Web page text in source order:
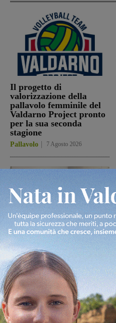
Il progetto di
valorizzazione della
pallavolo femminile del
Valdarno Project pronto
per la sua seconda
stagione
Pallavolo 7 Agosto 2026
Reggello: incontro fra
l’Amministrazione e
Alia, sul tavolo le
criticità nel servizio di
raccolta rifiuti
Reggello 7 Agosto 2026
Ultime Calcio